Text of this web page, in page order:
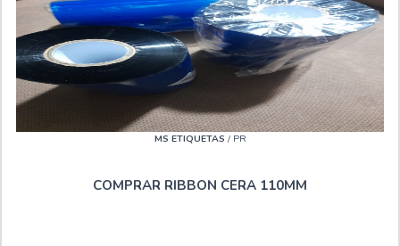
MS ETIQUETAS / PR
COMPRAR RIBBON CERA 110MM